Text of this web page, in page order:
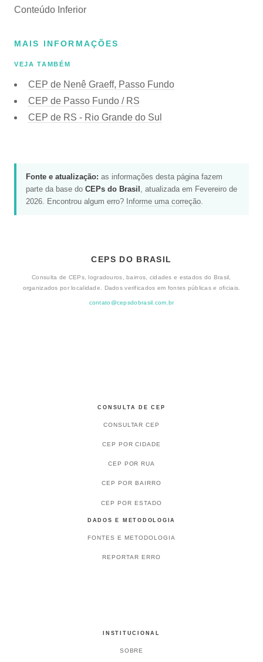
Conteúdo Inferior
MAIS INFORMAÇÕES
VEJA TAMBÉM
CEP de Nenê Graeff, Passo Fundo
CEP de Passo Fundo / RS
CEP de RS - Rio Grande do Sul
Fonte e atualização: as informações desta página fazem
parte da base do CEPs do Brasil , atualizada em Fevereiro de
2026. Encontrou algum erro? Informe uma correção.
CEPS DO BRASIL
Consulta de CEPs, logradouros, bairros, cidades e estados do Brasil,
organizados por localidade. Dados verificados em fontes públicas e oficiais.
contato@cepsdobrasil.com.br
CONSULTA DE CEP
CONSULTAR CEP
CEP POR CIDADE
CEP POR RUA
CEP POR BAIRRO
CEP POR ESTADO
DADOS E METODOLOGIA
FONTES E METODOLOGIA
REPORTAR ERRO
INSTITUCIONAL
SOBRE